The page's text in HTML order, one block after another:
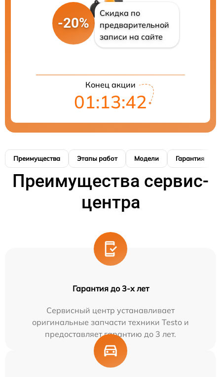
-20%
Скидка по
предварительной
записи на сайте
Конец акции
01:13:41
Преимущества Этапы работ Модели Гарантия
Преимущества сервис-
центра
Гарантия до 3-х лет
Сервисный центр устанавливает
оригинальные запчасти техники Testo и
предоставляет гарантию до 3 лет.